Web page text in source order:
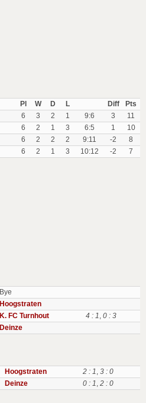
Pl W D L Diff
Pts
6 3 2 1 9:6 3
11
6 2 1 3 6:5 1
10
6 2 2 2 9:11 -2
8
6 2 1 3 10:12 -2 7
Bye
Hoogstraten
K. FC Turnhout 4 : 1, 0 : 3
Deinze
Hoogstraten 2 : 1, 3 : 0
Deinze 0 : 1, 2 : 0